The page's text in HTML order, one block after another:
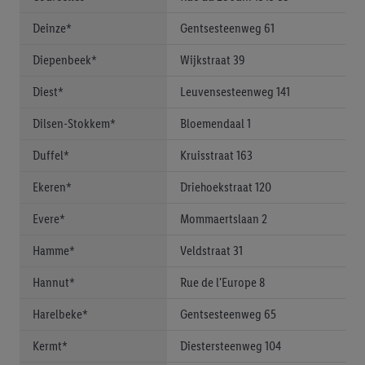
Deinze* Gentsesteenweg 61
Diepenbeek* Wijkstraat 39
Diest* Leuvensesteenweg 141
Dilsen-Stokkem* Bloemendaal 1
Duffel* Kruisstraat 163
Ekeren* Driehoekstraat 120
Evere* Mommaertslaan 2
Hamme* Veldstraat 31
Hannut* Rue de l'Europe 8
Harelbeke* Gentsesteenweg 65
Kermt* Diestersteenweg 104
données.Vous trouverez les impressions ici.